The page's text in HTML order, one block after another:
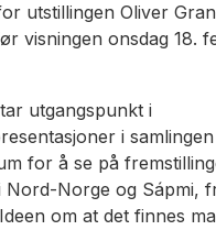
utstillingen Oliver
visningen onsdag 18.
utgangspunkt i
i
for å se på
Nord-Norge og Sápmi,
om at det finnes